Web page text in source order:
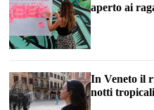
aperto ai
In Veneto il
notti